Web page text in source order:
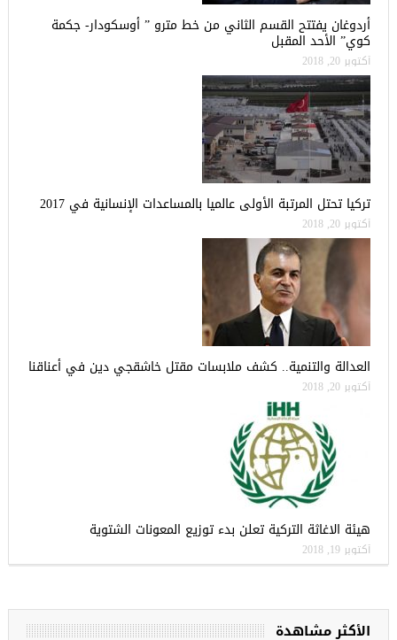
أردوغان يفتتح القسم الثاني من خط مترو ” أوسكودار- جكمة
كوي” الأحد المقبل
أكتوبر 20, 2018
تركيا تحتل المرتبة الأولى عالميا بالمساعدات الإنسانية في 2017
أكتوبر 20, 2018
العدالة والتنمية.. كشف ملابسات مقتل خاشقجي دين في أعناقنا
أكتوبر 20, 2018
هيئة الاغاثة التركية تعلن بدء توزيع المعونات الشتوية
أكتوبر 19, 2018
الأكثر مشاهدة